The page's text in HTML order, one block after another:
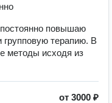
повышаю
терапию. В
методы исходя из
от 3000 ₽